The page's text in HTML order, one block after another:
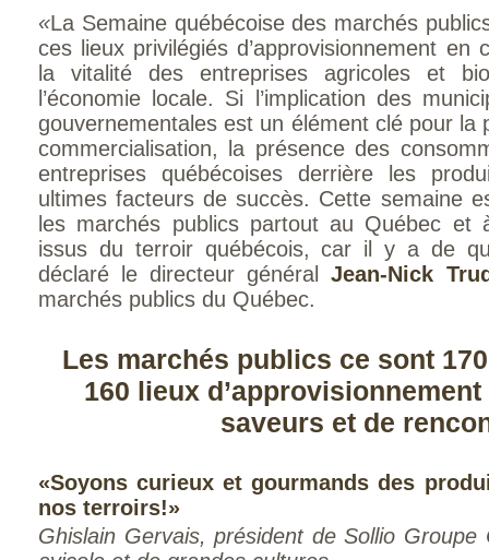
«La Semaine québécoise des marchés
ces lieux privilégiés d’approvisionnement en
la vitalité des entreprises agricoles et
l’économie locale. Si l’implication des
gouvernementales est un élément clé pour la
commercialisation, la présence des
entreprises québécoises derrière les
ultimes facteurs de succès. Cette semaine
les marchés publics partout au Québec et
issus du terroir québécois, car il y a de
déclaré le directeur généralJean-Nick
marchés publics du Québec.
Les marchés publics ce sont
160 lieux
saveurs et de
«Soyons curieux et gourmands des
nos terroirs!»
Ghislain Gervais, président de Sollio